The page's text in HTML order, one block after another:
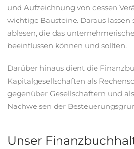
und Aufzeichnung von dessen
wichtige Bausteine. Daraus lassen
ablesen, die das
beeinflussen können und sollten.
Darüber hinaus dient die
Kapitalgesellschaften als
gegenüber Gesellschaftern und
Nachweisen der
Unser